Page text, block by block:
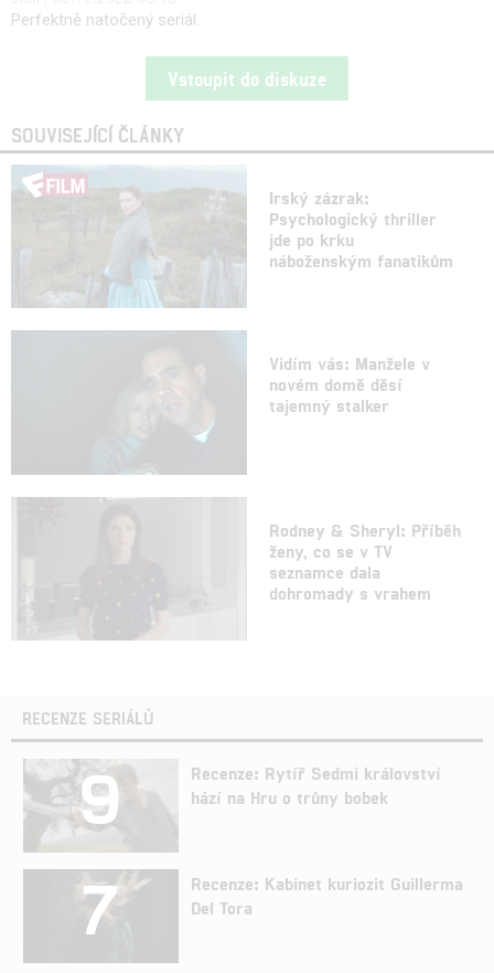
Perfektně natočený seriál.
Vstoupit do diskuze
SOUVISEJÍCÍ ČLÁNKY
Irský zázrak:
Psychologický thriller
jde po krku
náboženským fanatikům
Vidím vás: Manžele v
novém domě děsí
tajemný stalker
Rodney & Sheryl: Příběh
ženy, co se v TV
seznamce dala
dohromady s vrahem
RECENZE SERIÁLŮ
9
Recenze: Rytíř Sedmi království
hází na Hru o trůny bobek
7
Recenze: Kabinet kuriozit Guillerma
Del Tora